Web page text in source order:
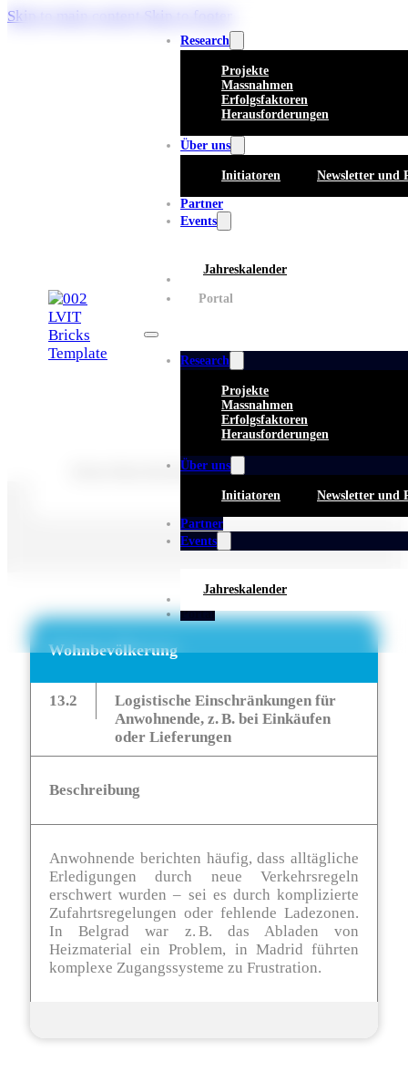
Skip to main content
Research
Projekte
Massnahmen
Erfolgsfaktoren
Herausforderungen
Über uns
Initiatoren Newsletter und
Partner
Events
Jahreskalender
Whitepaper
Portal
Research
Projekte
Massnahmen
Erfolgsfaktoren
Herausforderungen
Über uns
Initiatoren Newsletter und
Partner
Events
Jahreskalender
Whitepaper
Portal
Keine Beschreibung für diese Taxonomie gefunden.
Wohnbevölkerung
13.2
Logistische Einschränkungen für
Anwohnende, z. B. bei Einkäufen
oder Lieferungen
Beschreibung
Anwohnende berichten häufig, dass alltägliche
Erledigungen durch neue Verkehrsregeln
erschwert wurden – sei es durch komplizierte
Zufahrtsregelungen oder fehlende Ladezonen.
In Belgrad war z. B. das Abladen von
Heizmaterial ein Problem, in Madrid führten
komplexe Zugangssysteme zu Frustration.